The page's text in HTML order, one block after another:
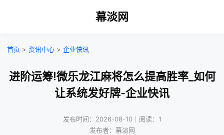
幕淡网
首页 > 资讯中心 > 企业快讯
进阶运筹!微乐龙江麻将怎么提高胜率_如何
让系统发好牌-企业快讯
发布时间：2026-08-10｜阅读：1
发布者：幕淡网